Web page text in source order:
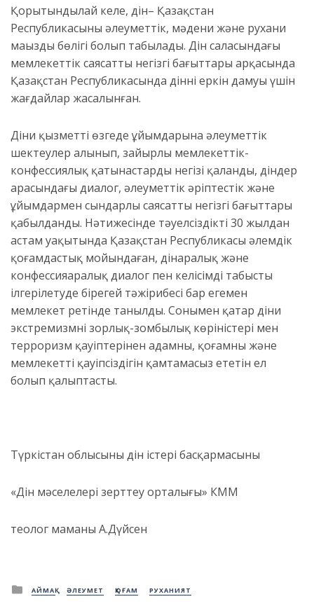
Қорытындылай келе, дін– Қазақстан
Республикасының әлеуметтік, мәдени және рухани
маңызды бөлігі болып табылады. Дін саласындағы
мемлекеттік саясаттың негізгі бағыттары арқасында
Қазақстан Республикасында діннің еркін дамуы үшін
жағдайлар жасалынған.
Діни қызметтің өзгеде ұйымдарына әлеуметтік
шектеулер алынып, зайырлы мемлекеттік-
конфессиялық қатынастардың негізі қаланды, діндер
арасындағы диалог, әлеуметтік әріптестік және
ұйымдармен сындарлы саясаттың негізгі бағыттары
қабылданды. Нәтижесінде тәуелсіздіктің 30 жылдан
астам уақытында Қазақстан Республикасы әлемдік
қоғамдастық мойындаған, дінаралық және
конфессияаралық диалог пен келісімді табысты
ілгерілетуде бірегей тәжірибесі бар егемен
мемлекет ретінде танылды. Сонымен қатар діни
экстремизмнің зорлық-зомбылық көріністері мен
терроризм қауіптерінен адамның, қоғамның және
мемлекеттің қауіпсіздігін қамтамасыз ететін ел
болып қалыптасты.
Түркістан облысының дін істері басқармасының
«Дін мәселелері зерттеу орталығы» КММ
теолог маманы А.Дүйсен
Posted
in
АЙМАҚ ӘЛЕУМЕТ ҚОҒАМ РУХАНИЯТ